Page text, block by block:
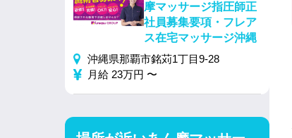
摩マッサージ指圧師正
社員募集要項・フレア
ス在宅マッサージ沖縄
沖縄県那覇市銘苅1丁目9-28
月給 23万円 〜